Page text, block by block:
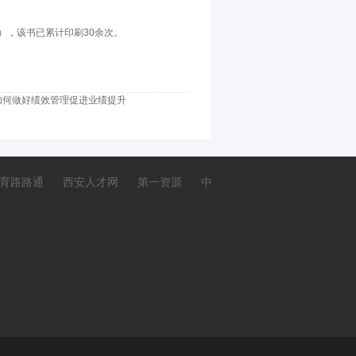
，该书已累计印刷30余次。
做好绩效管理促进业绩提升
路路通 西安人才网 第一资源 中